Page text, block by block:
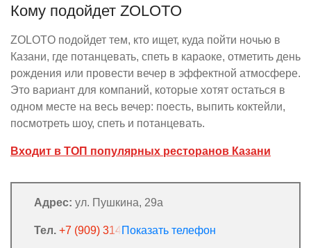
Кому подойдет ZOLOTO
ZOLOTO подойдет тем, кто ищет, куда пойти ночью в
Казани, где потанцевать, спеть в караоке, отметить день
рождения или провести вечер в эффектной атмосфере.
Это вариант для компаний, которые хотят остаться в
одном месте на весь вечер: поесть, выпить коктейли,
посмотреть шоу, спеть и потанцевать.
Входит в ТОП популярных ресторанов Казани
Адрес: ул. Пушкина, 29а
Тел. +7 (909) 314-16-97